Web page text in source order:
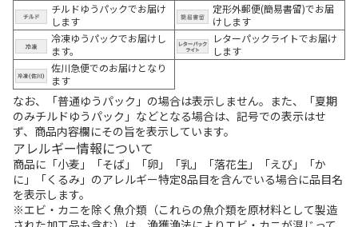
チルドゆうパックでお届け
します
定形外郵便(簡易書留)でお届
けします
冷凍ゆうパックでお届けし
ます。
レターパックライトでお届け
します
佐川急便でのお届けとなり
ます
なお、「普通ゆうパック」の場合は表示しません。また、「夏期
のみチルドゆうパック」などとなる場合は、記号での表示はせ
ず、商品内容欄にその旨を表示しています。
アレルギー情報について
商品に「小麦」「そば」「卵」「乳」「落花生」「えび」「か
に」「くるみ」のアレルギー特定8品目を含んでいる場合に品目名
を表示します。
※エビ・カニを除く魚介類（これらの魚介類を原材料として製造